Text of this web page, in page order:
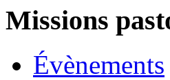
Missions
Évènements